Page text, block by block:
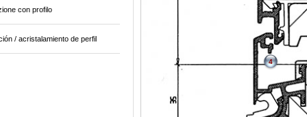
4
con profilo
/ acristalamiento de perfil